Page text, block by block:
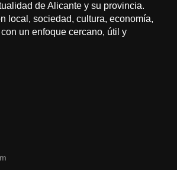
de Alicante y su provincia.
local, sociedad, cultura, economía,
un enfoque cercano, útil y